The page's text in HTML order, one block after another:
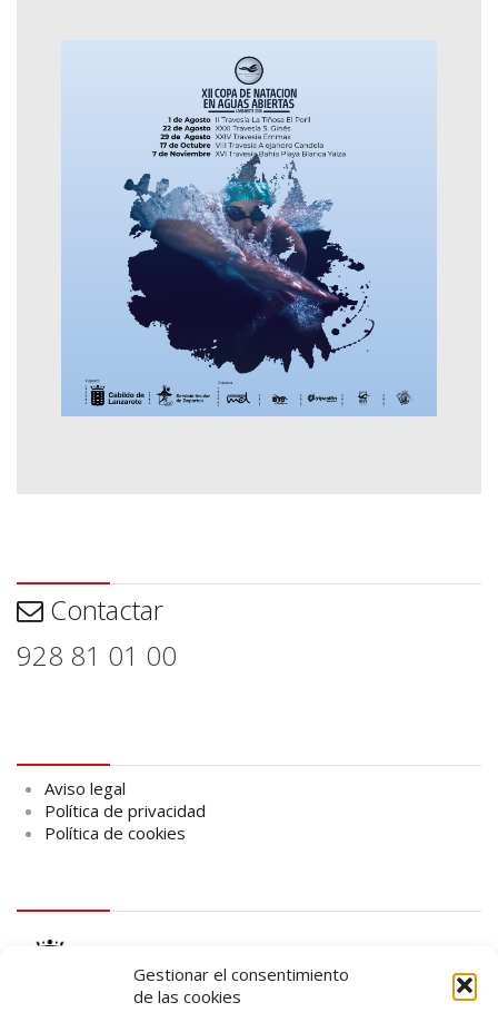
Gestionar el consentimiento
de las cookies
Contactar
928 81 01 00
Aviso legal
Política de privacidad
Política de cookies